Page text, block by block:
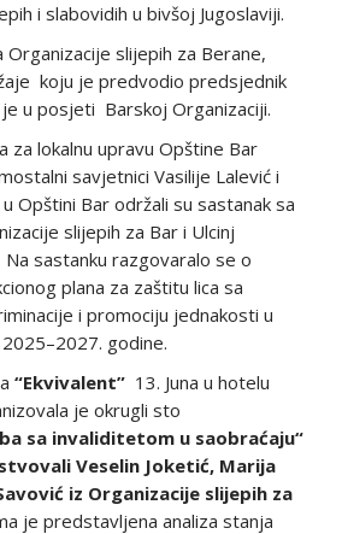
i slabovidih u bivšoj Jugoslaviji.
slijepih za Berane,
koju je predvodio predsjednik
u posjeti Barskoj Organizaciji.
za lokalnu upravu Opštine Bar
savjetnici Vasilije Lalević i
Opštini Bar održali su sastanak sa
slijepih za Bar i Ulcinj
Na sastanku razgovaralo se o
plana za zaštitu lica sa
i promociju jednakosti u
godine.
“Ekvivalent” 13. Juna u hotelu
je okrugli sto
sa invaliditetom u saobraćaju“
Veselin Joketić, Marija
iz Organizacije slijepih za
je predstavljena analiza stanja